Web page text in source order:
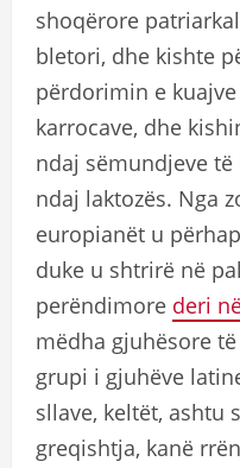
shoqërore
bletori, dhe kishte
përdorimin e
karrocave, dhe
ndaj sëmundjeve
ndaj laktozës. Nga
europianët u
duke u shtrirë në
perëndimore deri
mëdha gjuhësore
grupi i gjuhëve
sllave, keltët, ashtu
greqishtja, kanë